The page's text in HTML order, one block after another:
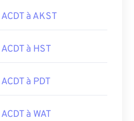
ACDT à AKST
ACDT à HST
ACDT à PDT
ACDT à WAT